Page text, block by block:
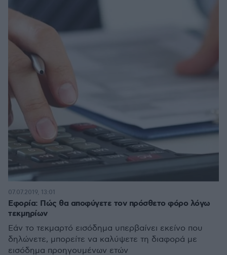
Εφορία: Πώς θα αποφύγετε τον πρόσθετο φόρο λόγω
τεκμηρίων
Εάν το τεκμαρτό εισόδημα υπερβαίνει εκείνο που
δηλώνετε, μπορείτε να καλύψετε τη διαφορά με
εισόδημα προηγουμένων ετών
07.07.2019, 13:01